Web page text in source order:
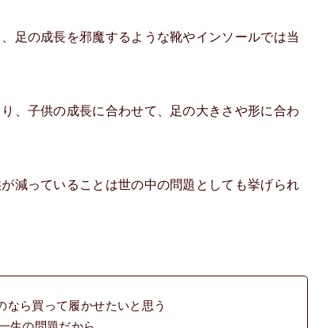
足の成長を邪魔するような靴やインソールでは当
、子供の成長に合わせて、足の大きさや形に合わ
減っていることは世の中の問題としても挙げられ
ら買って履かせたいと思う